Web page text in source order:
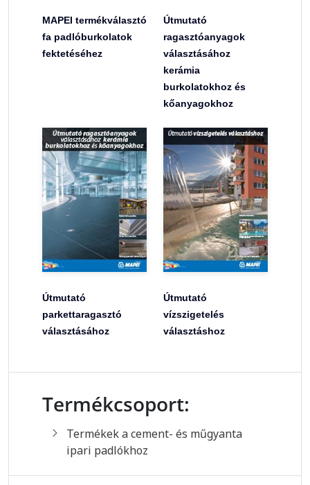
MAPEI termékválasztó
fa padlóburkolatok
fektetéséhez
Útmutató
ragasztóanyagok
választásához
kerámia
burkolatokhoz és
kőanyagokhoz
Útmutató
parkettaragasztó
választásához
Útmutató
vízszigetelés
választáshoz
Termékcsoport:
Termékek a cement- és műgyanta
ipari padlókhoz